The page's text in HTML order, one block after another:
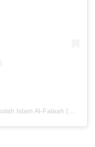
Sebuah kiriman dibagikan oleh Sekolah Islam Al-Falaah (@sekolah_alfalaah)